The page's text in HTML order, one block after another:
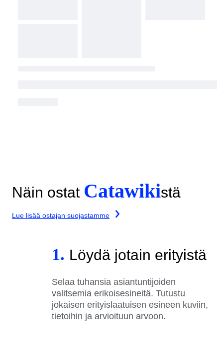
Näin ostat Catawikistä
Lue lisää ostajan suojastamme
1. Löydä jotain erityistä
Selaa tuhansia asiantuntijoiden
valitsemia erikoisesineitä. Tutustu
jokaisen erityislaatuisen esineen kuviin,
tietoihin ja arvioituun arvoon.